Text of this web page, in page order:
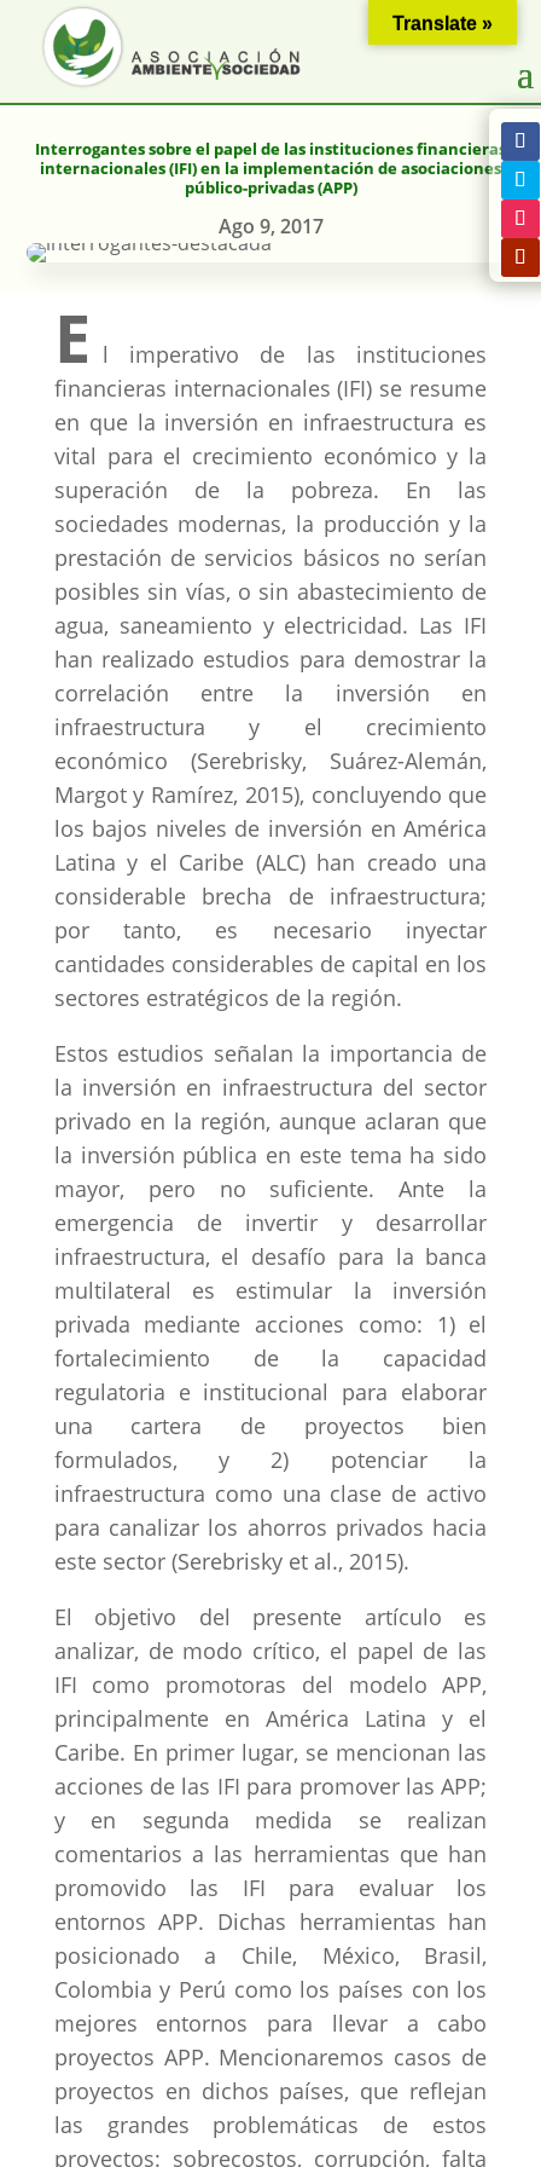
Interrogantes sobre el papel de las instituciones financieras
internacionales (IFI) en la implementación de asociaciones
público-privadas (APP)
Ago 9, 2017
E l imperativo de las instituciones
financieras internacionales (IFI) se resume
en que la inversión en infraestructura es
vital para el crecimiento económico y la
superación de la pobreza. En las
sociedades modernas, la producción y la
prestación de servicios básicos no serían
posibles sin vías, o sin abastecimiento de
agua, saneamiento y electricidad. Las IFI
han realizado estudios para demostrar la
correlación entre la inversión en
infraestructura y el crecimiento
económico (Serebrisky, Suárez-Alemán,
Margot y Ramírez, 2015), concluyendo que
los bajos niveles de inversión en América
Latina y el Caribe (ALC) han creado una
considerable brecha de infraestructura;
por tanto, es necesario inyectar
cantidades considerables de capital en los
sectores estratégicos de la región.
Estos estudios señalan la importancia de
la inversión en infraestructura del sector
privado en la región, aunque aclaran que
la inversión pública en este tema ha sido
mayor, pero no suficiente. Ante la
emergencia de invertir y desarrollar
infraestructura, el desafío para la banca
multilateral es estimular la inversión
privada mediante acciones como: 1) el
fortalecimiento de la capacidad
regulatoria e institucional para elaborar
una cartera de proyectos bien
formulados, y 2) potenciar la
infraestructura como una clase de activo
para canalizar los ahorros privados hacia
este sector (Serebrisky et al., 2015).
El objetivo del presente artículo es
analizar, de modo crítico, el papel de las
IFI como promotoras del modelo APP,
principalmente en América Latina y el
Caribe. En primer lugar, se mencionan las
acciones de las IFI para promover las APP;
y en segunda medida se realizan
comentarios a las herramientas que han
promovido las IFI para evaluar los
entornos APP. Dichas herramientas han
posicionado a Chile, México, Brasil,
Colombia y Perú como los países con los
mejores entornos para llevar a cabo
proyectos APP. Mencionaremos casos de
proyectos en dichos países, que reflejan
las grandes problemáticas de estos
proyectos: sobrecostos, corrupción, falta
Translate »